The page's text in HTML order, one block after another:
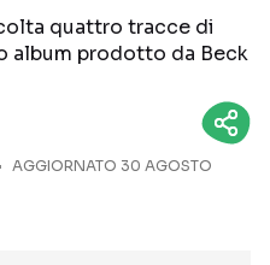
quattro tracce di
album prodotto da Beck
AGGIORNATO 30 AGOSTO